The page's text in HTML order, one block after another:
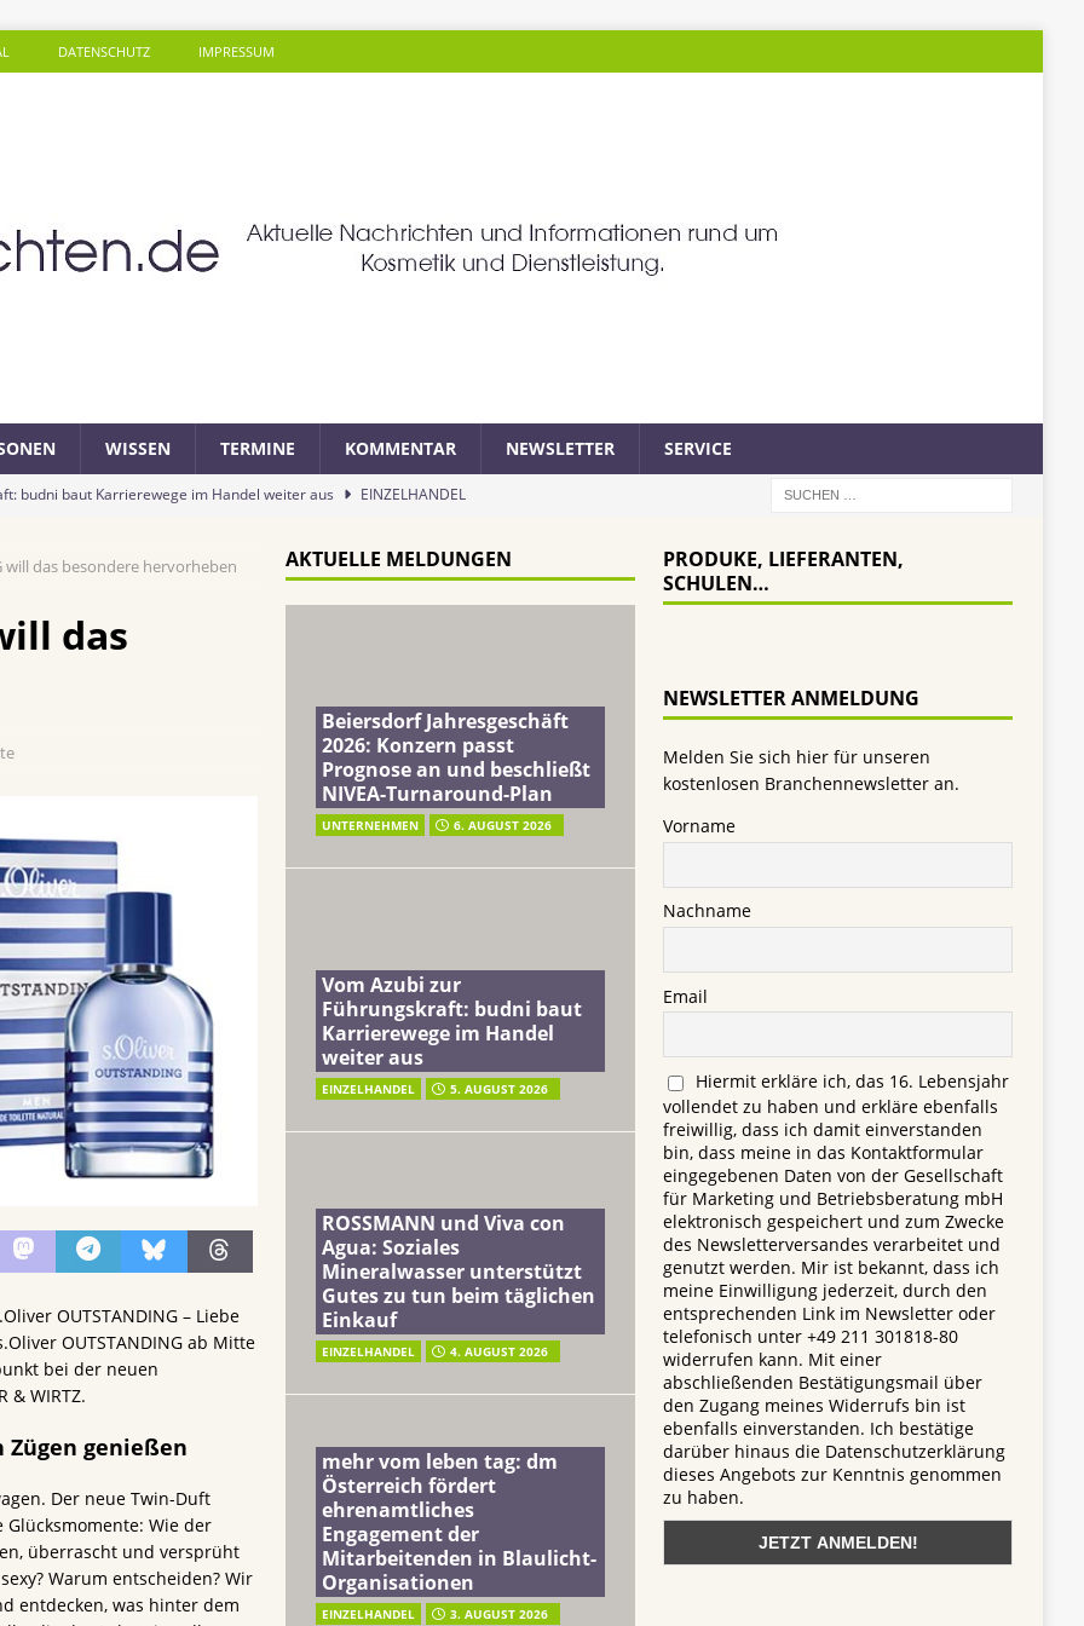
DATENSCHUTZ IMPRESSUM
WISSEN TERMINE KOMMENTAR NEWSLETTER SERVICE
budni baut Karrierewege im Handel weiter aus
EINZELHANDEL
fördert ehrenamtliches Engagement der Mitarbeitenden in
Unternehmen gehört weltweit zu den Pionieren bei der
Konzern passt Prognose an und beschließt NIVEA-Turnaround-Plan
will das besondere hervorheben
das
OUTSTANDING – Liebe
OUTSTANDING ab Mitte
bei der neuen
& WIRTZ.
Zügen genießen
Der neue Twin-Duft
Glücksmomente: Wie der
überrascht und versprüht
Warum entscheiden? Wir
entdecken, was hinter dem
AKTUELLE MELDUNGEN
Beiersdorf Jahresgeschäft
2026: Konzern passt
Prognose an und beschließt
NIVEA-Turnaround-Plan
UNTERNEHMEN 6. AUGUST 2026
Vom Azubi zur
Führungskraft: budni baut
Karrierewege im Handel
weiter aus
EINZELHANDEL 5. AUGUST 2026
ROSSMANN und Viva con
Agua: Soziales
Mineralwasser unterstützt
Gutes zu tun beim täglichen
Einkauf
EINZELHANDEL 4. AUGUST 2026
mehr vom leben tag: dm
Österreich fördert
ehrenamtliches
Engagement der
Mitarbeitenden in Blaulicht-
Organisationen
EINZELHANDEL 3. AUGUST 2026
PRODUKE, LIEFERANTEN,
SCHULEN…
NEWSLETTER ANMELDUNG
Melden Sie sich hier für unseren
kostenlosen Branchennewsletter an.
Vorname
Nachname
Email
Hiermit erkläre ich, das 16. Lebensjahr
vollendet zu haben und erkläre ebenfalls
freiwillig, dass ich damit einverstanden
bin, dass meine in das Kontaktformular
eingegebenen Daten von der Gesellschaft
für Marketing und Betriebsberatung mbH
elektronisch gespeichert und zum Zwecke
des Newsletterversandes verarbeitet und
genutzt werden. Mir ist bekannt, dass ich
meine Einwilligung jederzeit, durch den
entsprechenden Link im Newsletter oder
telefonisch unter +49 211 301818-80
widerrufen kann. Mit einer
abschließenden Bestätigungsmail über
den Zugang meines Widerrufs bin ist
ebenfalls einverstanden. Ich bestätige
darüber hinaus die Datenschutzerklärung
dieses Angebots zur Kenntnis genommen
zu haben.